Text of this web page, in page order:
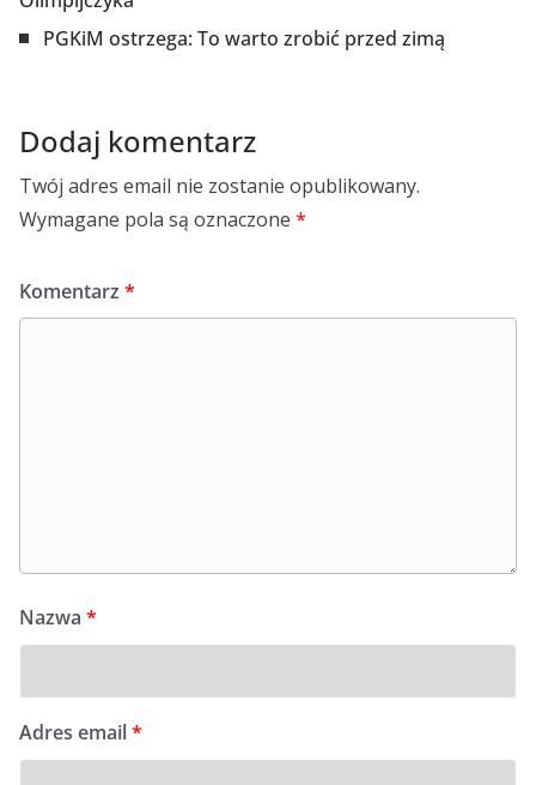
PGKiM ostrzega: To warto zrobić przed zimą
Dodaj komentarz
Twój adres email nie zostanie opublikowany.
Wymagane pola są oznaczone *
Komentarz *
Nazwa *
Adres email*